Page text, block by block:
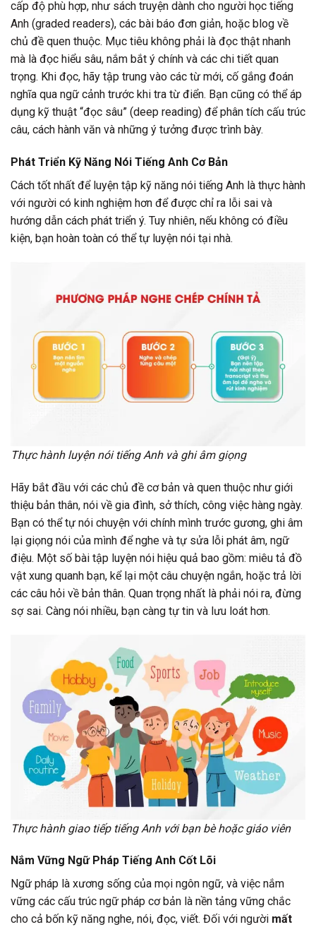
cấp độ phù hợp, như sách truyện dành cho người học tiếng
Anh (graded readers), các bài báo đơn giản, hoặc blog về
chủ đề quen thuộc. Mục tiêu không phải là đọc thật nhanh
mà là đọc hiểu sâu, nắm bắt ý chính và các chi tiết quan
trọng. Khi đọc, hãy tập trung vào các từ mới, cố gắng đoán
nghĩa qua ngữ cảnh trước khi tra từ điển. Bạn cũng có thể áp
dụng kỹ thuật “đọc sâu” (deep reading) để phân tích cấu trúc
câu, cách hành văn và những ý tưởng được trình bày.
Phát Triển Kỹ Năng Nói Tiếng Anh Cơ Bản
Cách tốt nhất để luyện tập kỹ năng nói tiếng Anh là thực hành
với người có kinh nghiệm hơn để được chỉ ra lỗi sai và
hướng dẫn cách phát triển ý. Tuy nhiên, nếu không có điều
kiện, bạn hoàn toàn có thể tự luyện nói tại nhà.
Thực hành luyện nói tiếng Anh và ghi âm giọng
Hãy bắt đầu với các chủ đề cơ bản và quen thuộc như giới
thiệu bản thân, nói về gia đình, sở thích, công việc hàng ngày.
Bạn có thể tự nói chuyện với chính mình trước gương, ghi âm
lại giọng nói của mình để nghe và tự sửa lỗi phát âm, ngữ
điệu. Một số bài tập luyện nói hiệu quả bao gồm: miêu tả đồ
vật xung quanh bạn, kể lại một câu chuyện ngắn, hoặc trả lời
các câu hỏi về bản thân. Quan trọng nhất là phải nói ra, đừng
sợ sai. Càng nói nhiều, bạn càng tự tin và lưu loát hơn.
Thực hành giao tiếp tiếng Anh với bạn bè hoặc giáo viên
Nắm Vững Ngữ Pháp Tiếng Anh Cốt Lõi
Ngữ pháp là xương sống của mọi ngôn ngữ, và việc nắm
vững các cấu trúc ngữ pháp cơ bản là nền tảng vững chắc
cho cả bốn kỹ năng nghe, nói, đọc, viết. Đối với người mất